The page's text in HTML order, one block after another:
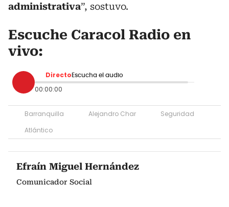
administrativa”, sostuvo.
Escuche Caracol Radio en
vivo:
Directo Escucha el audio
00:00:00
Barranquilla Alejandro Char
Seguridad
Atlántico
Efraín Miguel Hernández
Comunicador Social